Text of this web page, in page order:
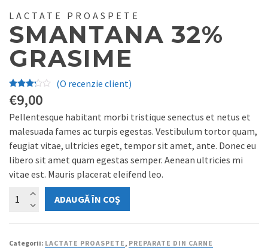
LACTATE PROASPETE
SMANTANA 32%
GRASIME
la
3.00
din 5
pe
baza
unei
evaluări
(O recenzie client)
€9,00
Pellentesque habitant morbi tristique senectus et netus et
malesuada fames ac turpis egestas. Vestibulum tortor quam,
feugiat vitae, ultricies eget, tempor sit amet, ante. Donec eu
libero sit amet quam egestas semper. Aenean ultricies mi
vitae est. Mauris placerat eleifend leo.
Cantitate
Smantana
ADAUGĂ ÎN COȘ
Categorii: LACTATE PROASPETE, PREPARATE DIN CARNE